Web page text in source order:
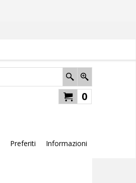
0
Preferiti Informazioni